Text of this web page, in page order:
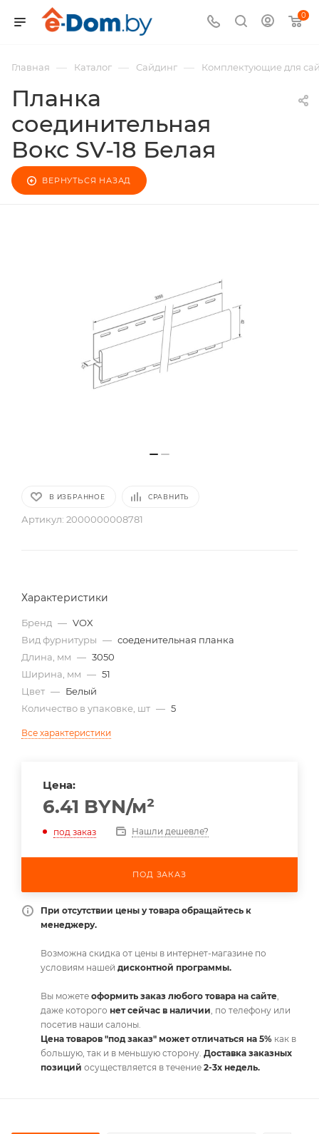
0
Главная — Каталог — Сайдинг — Комплектующие для
Планка
соединительная
Вокс SV-18 Белая
ВЕРНУТЬСЯ НАЗАД
В ИЗБРАННОЕ СРАВНИТЬ
Артикул: 2000000008781
Характеристики
Бренд — VOX
Вид фурнитуры — соеденительная планка
Длина, мм — 3050
Ширина, мм — 51
Цвет — Белый
Количество в упаковке, шт — 5
Все характеристики
Цена:
6.41 BYN/м²
под заказ Нашли дешевле?
ПОД ЗАКАЗ
При отсутствии цены у товара обращайтесь к
менеджеру.
Возможна скидка от цены в интернет-магазине по
условиям нашей дисконтной программы.
Вы можете оформить заказ любого товара на сайте,
даже которого нет сейчас в наличии, по телефону или
посетив наши салоны.
Цена товаров "под заказ" может отличаться на 5% как в
большую, так и в меньшую сторону. Доставка заказных
позиций осуществляется в течение 2-3х недель.